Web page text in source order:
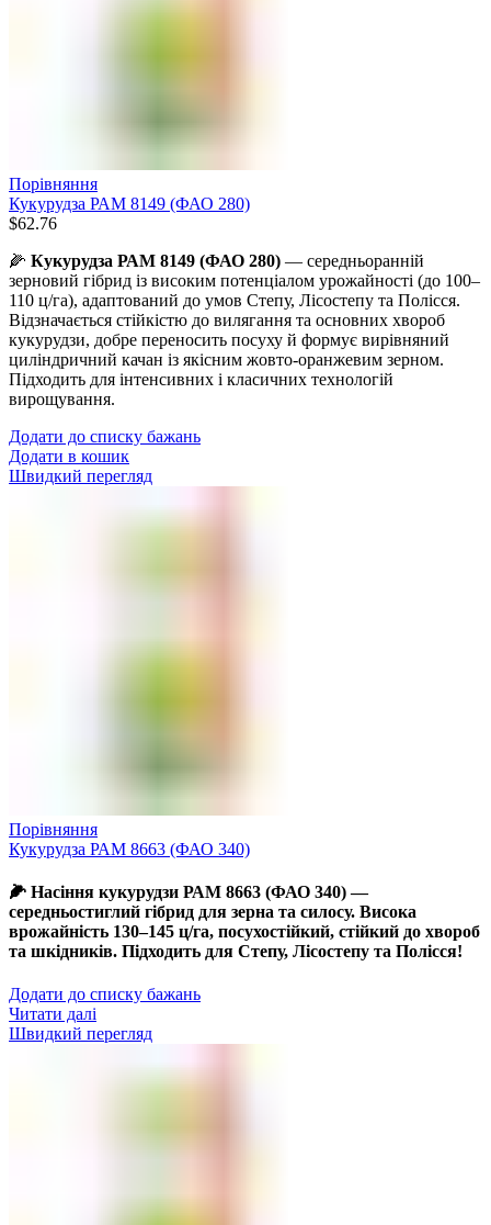
Порівняння
Кукурудза РАМ 8149 (ФАО 280)
$62.76
🌽 Кукурудза РАМ 8149 (ФАО 280) — середньоранній
зерновий гібрид із високим потенціалом урожайності (до 100–
110 ц/га), адаптований до умов Степу, Лісостепу та Полісся.
Відзначається стійкістю до вилягання та основних хвороб
кукурудзи, добре переносить посуху й формує вирівняний
циліндричний качан із якісним жовто-оранжевим зерном.
Підходить для інтенсивних і класичних технологій
вирощування.
Додати до списку бажань
Додати в кошик
Швидкий перегляд
Порівняння
Кукурудза РАМ 8663 (ФАО 340)
🌽 Насіння кукурудзи РАМ 8663 (ФАО 340) —
середньостиглий гібрид для зерна та силосу. Висока
врожайність 130–145 ц/га, посухостійкий, стійкий до хвороб
та шкідників. Підходить для Степу, Лісостепу та Полісся!
Додати до списку бажань
Читати далі
Швидкий перегляд